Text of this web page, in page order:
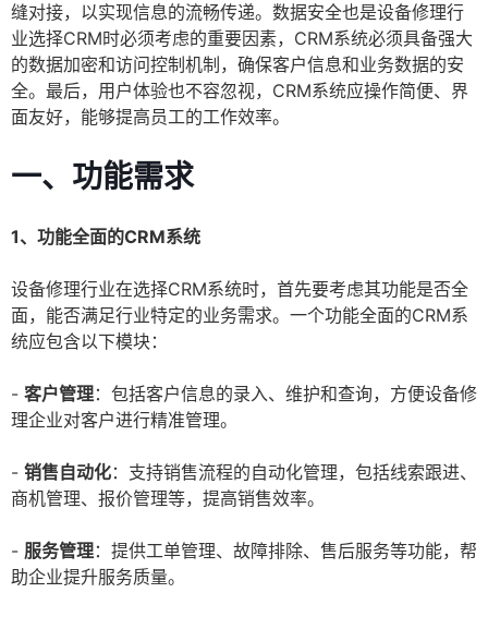
缝对接，以实现信息的流畅传递。数据安全也是设备修理行
业选择CRM时必须考虑的重要因素，CRM系统必须具备强大
的数据加密和访问控制机制，确保客户信息和业务数据的安
全。最后，用户体验也不容忽视，CRM系统应操作简便、界
面友好，能够提高员工的工作效率。
一、功能需求
1、功能全面的CRM系统
设备修理行业在选择CRM系统时，首先要考虑其功能是否全
面，能否满足行业特定的业务需求。一个功能全面的CRM系
统应包含以下模块：
- 客户管理：包括客户信息的录入、维护和查询，方便设备修
理企业对客户进行精准管理。
- 销售自动化：支持销售流程的自动化管理，包括线索跟进、
商机管理、报价管理等，提高销售效率。
- 服务管理：提供工单管理、故障排除、售后服务等功能，帮
助企业提升服务质量。